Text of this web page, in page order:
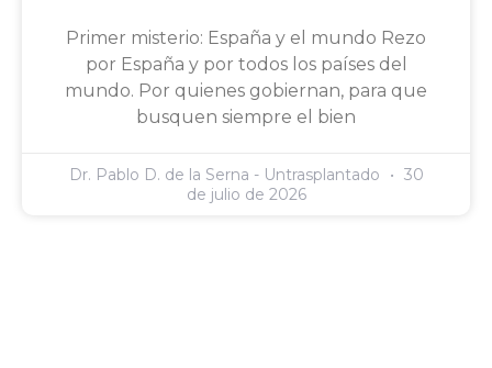
Primer misterio: España y el mundo Rezo
por España y por todos los países del
mundo. Por quienes gobiernan, para que
busquen siempre el bien
Dr. Pablo D. de la Serna - Untrasplantado
30
de julio de 2026